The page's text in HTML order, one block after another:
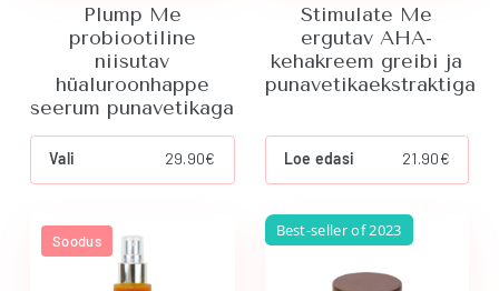
Plump Me
probiootiline
niisutav
hüaluroonhappe
seerum punavetikaga
Vali
product
variants.
The
options
29.90€
Stimulate Me
ergutav AHA-
kehakreem greibi ja
punavetikaekstraktiga
Loe edasi 21.90€
Soodus
Best-seller of 2023